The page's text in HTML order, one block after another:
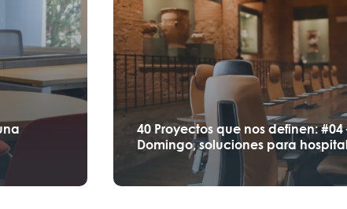
40 Proyectos que nos definen:
Domingo, soluciones para